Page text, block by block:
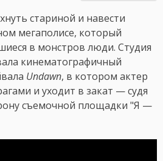
стариной и навести
мегаполисе, который
в монстров люди. Студия
кинематографичный
Undawn, в котором актер
и уходит в закат — судя
съемочной площадки "Я —